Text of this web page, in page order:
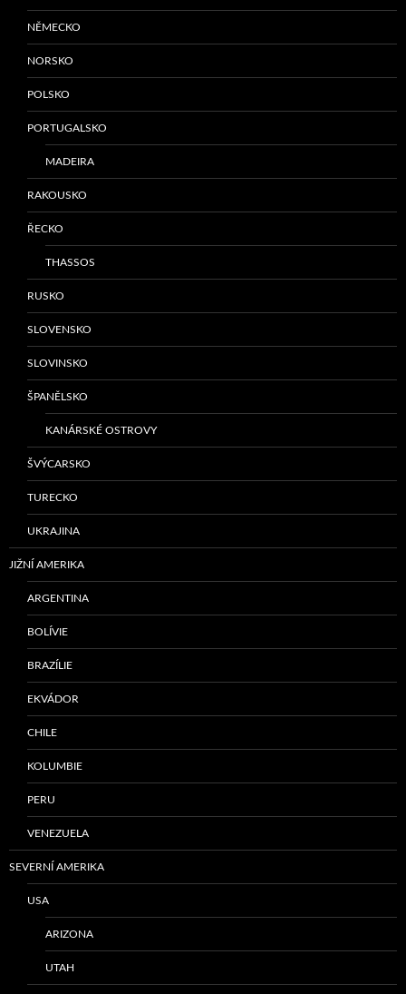
NĚMECKO
NORSKO
POLSKO
PORTUGALSKO
MADEIRA
RAKOUSKO
ŘECKO
THASSOS
RUSKO
SLOVENSKO
SLOVINSKO
ŠPANĚLSKO
KANÁRSKÉ OSTROVY
ŠVÝCARSKO
TURECKO
UKRAJINA
JIŽNÍ AMERIKA
ARGENTINA
BOLÍVIE
BRAZÍLIE
EKVÁDOR
CHILE
KOLUMBIE
PERU
VENEZUELA
SEVERNÍ AMERIKA
USA
ARIZONA
UTAH